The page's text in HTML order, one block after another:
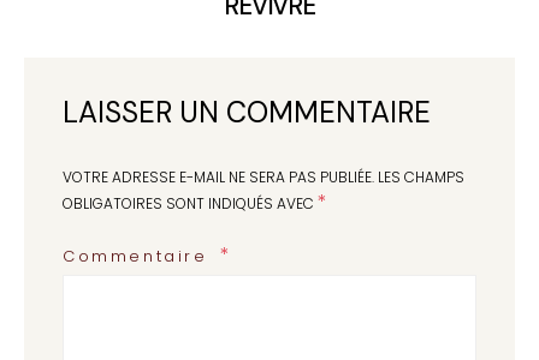
LAISSER UN COMMENTAIRE
VOTRE ADRESSE E-MAIL NE SERA PAS PUBLIÉE. LES CHAMPS
OBLIGATOIRES SONT INDIQUÉS AVEC *
Commentaire